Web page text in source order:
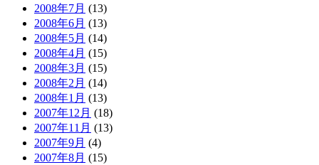
2008年7月 (13)
2008年6月 (13)
2008年5月 (14)
2008年4月 (15)
2008年3月 (15)
2008年2月 (14)
2008年1月 (13)
2007年12月 (18)
2007年11月 (13)
2007年9月 (4)
2007年8月 (15)